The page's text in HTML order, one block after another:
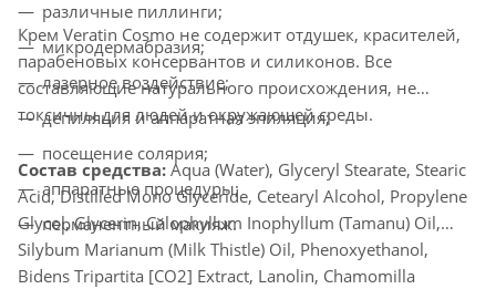
различные пиллинги;
микродермабразия;
лазерное воздействие;
депиляция и аппаратная эпиляция;
посещение солярия;
аппаратные процедуры;
перманентный макияж.
Крем Veratin Cosmo не содержит отдушек, красителей,
парабеновых консервантов и силиконов. Все
составляющие натурального происхождения, не
токсичны для людей и окружающей среды.
Состав средства: Aqua (Water), Glyceryl Stearate, Stearic
Acid, Distilled Mono Glyceride, Cetearyl Alcohol, Propylene
Glycol, Glycerin, Calophyllum Inophyllum (Tamanu) Oil,
Silybum Marianum (Milk Thistle) Oil, Phenoxyethanol,
Bidens Tripartita [CO2] Extract, Lanolin, Chamomilla